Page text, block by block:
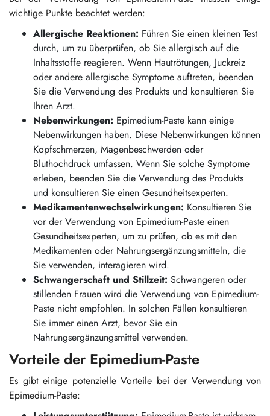
wichtige Punkte beachtet werden:
Allergische Reaktionen: Führen Sie einen kleinen Test
durch, um zu überprüfen, ob Sie allergisch auf die
Inhaltsstoffe reagieren. Wenn Hautrötungen, Juckreiz
oder andere allergische Symptome auftreten, beenden
Sie die Verwendung des Produkts und konsultieren Sie
Ihren Arzt.
Nebenwirkungen: Epimedium-Paste kann einige
Nebenwirkungen haben. Diese Nebenwirkungen können
Kopfschmerzen, Magenbeschwerden oder
Bluthochdruck umfassen. Wenn Sie solche Symptome
erleben, beenden Sie die Verwendung des Produkts
und konsultieren Sie einen Gesundheitsexperten.
Medikamentenwechselwirkungen: Konsultieren Sie
vor der Verwendung von Epimedium-Paste einen
Gesundheitsexperten, um zu prüfen, ob es mit den
Medikamenten oder Nahrungsergänzungsmitteln, die
Sie verwenden, interagieren wird.
Schwangerschaft und Stillzeit: Schwangeren oder
stillenden Frauen wird die Verwendung von Epimedium-
Paste nicht empfohlen. In solchen Fällen konsultieren
Sie immer einen Arzt, bevor Sie ein
Nahrungsergänzungsmittel verwenden.
Vorteile der Epimedium-Paste
Es gibt einige potenzielle Vorteile bei der Verwendung von
Epimedium-Paste: